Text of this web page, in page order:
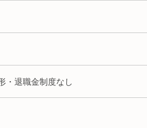
・退職金制度なし